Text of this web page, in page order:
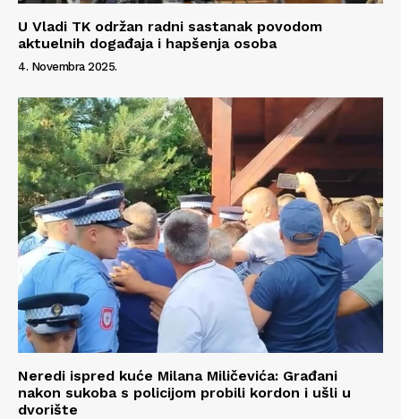
U Vladi TK održan radni sastanak povodom
aktuelnih događaja i hapšenja osoba
4. Novembra 2025.
Neredi ispred kuće Milana Miličevića: Građani
nakon sukoba s policijom probili kordon i ušli u
dvorište